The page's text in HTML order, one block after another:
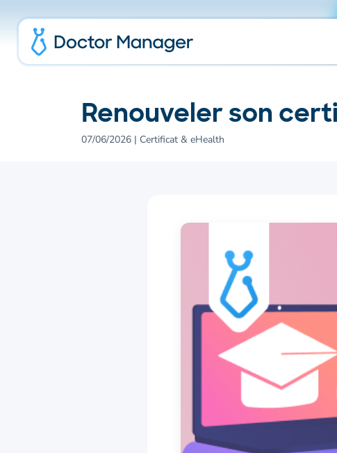
Témoignages
Renouveler son
07/06/2026 | Certificat & eHealth